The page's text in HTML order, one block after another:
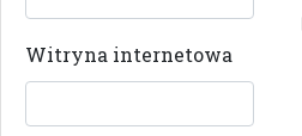
Witryna internetowa